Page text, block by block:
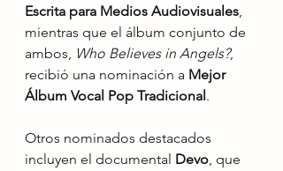
Escrita para Medios Audiovisuales,
mientras que el álbum conjunto de
ambos, Who Believes in Angels?,
recibió una nominación a Mejor
Álbum Vocal Pop Tradicional.
Otros nominados destacados
incluyen el documental Devo, que